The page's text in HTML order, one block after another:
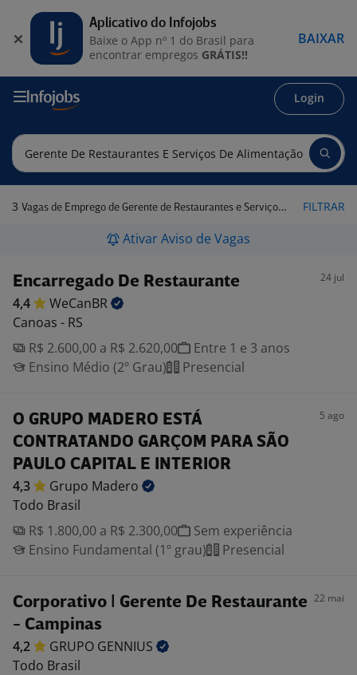
Login
3 Vagas de Emprego de Gerente de Restaurantes e Serviços de Alimentação em Canoas - RS FILTRAR
Ativar Aviso de Vagas
Encarregado De Restaurante 24 jul
4,4
WeCanBR
Canoas - RS
R$ 2.600,00 a R$ 2.620,00
Entre 1 e 3 anos
Ensino Médio (2º Grau)
Presencial
O GRUPO MADERO ESTÁ
CONTRATANDO GARÇOM PARA SÃO
PAULO CAPITAL E INTERIOR
5 ago
4,3 Grupo Madero
Todo Brasil
R$ 1.800,00 a R$ 2.300,00
Sem experiência
Ensino Fundamental (1º grau)
Presencial
Corporativo | Gerente De Restaurante
- Campinas
22 mai
4,2 GRUPO GENNIUS
Todo Brasil
Aplicativo do Infojobs
Baixe o App nº 1 do Brasil para
encontrar empregos GRÁTIS!!
BAIXAR